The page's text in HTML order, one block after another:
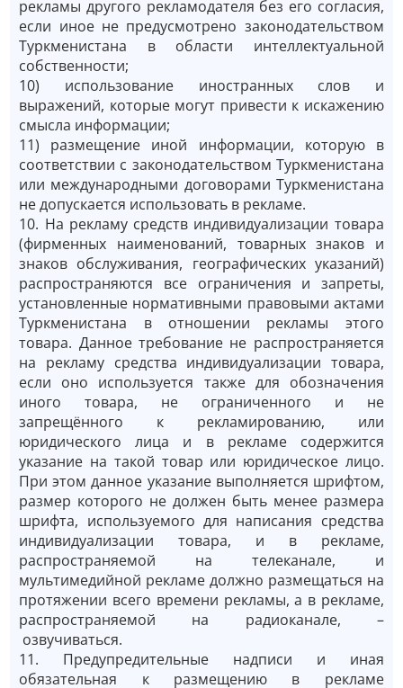
рекламы другого рекламодателя без его согласия,
если иное не предусмотрено законодательством
Туркменистана в области интеллектуальной
собственности;
10) использование иностранных слов и
выражений, которые могут привести к искажению
смысла информации;
11) размещение иной информации, которую в
соответствии с законодательством Туркменистана
или международными договорами Туркменистана
не допускается использовать в рекламе.
10. На рекламу средств индивидуализации товара
(фирменных наименований, товарных знаков и
знаков обслуживания, географических указаний)
распространяются все ограничения и запреты,
установленные нормативными правовыми актами
Туркменистана в отношении рекламы этого
товара. Данное требование не распространяется
на рекламу средства индивидуализации товара,
если оно используется также для обозначения
иного товара, не ограниченного и не
запрещённого к рекламированию, или
юридического лица и в рекламе содержится
указание на такой товар или юридическое лицо.
При этом данное указание выполняется шрифтом,
размер которого не должен быть менее размера
шрифта, используемого для написания средства
индивидуализации товара, и в рекламе,
распространяемой на телеканале, и
мультимедийной рекламе должно размещаться на
протяжении всего времени рекламы, а в рекламе,
распространяемой на радиоканале, –
озвучиваться.
11. Предупредительные надписи и иная
обязательная к размещению в рекламе